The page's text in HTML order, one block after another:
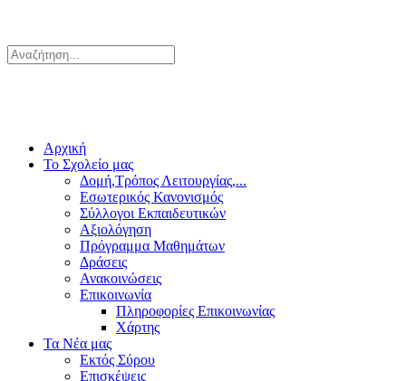
Αρχική
Το Σχολείο μας
Δομή,Τρόπος Λειτουργίας,...
Εσωτερικός Κανονισμός
Σύλλογοι Εκπαιδευτικών
Αξιολόγηση
Πρόγραμμα Μαθημάτων
Δράσεις
Ανακοινώσεις
Επικοινωνία
Πληροφορίες Επικοινωνίας
Χάρτης
Τα Νέα μας
Εκτός Σύρου
Επισκέψεις